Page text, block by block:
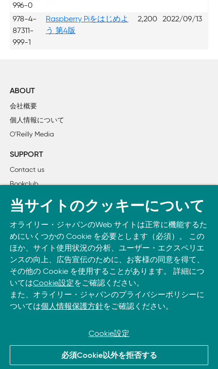
996-0
978-4-
87311-
999-1
Raspberry Piをはじめよ
う 第4版
2,200 2022/09/13
ABOUT
会社概要
個人情報について
O’Reilly Media
SUPPORT
Contact us
Bookclub
書籍注文
Take O’Reilly with you and learn anywhere, anytime on your
phone
and tablet.
© 2022, O’Reilly Japan, Inc. oreilly.co.jpに掲載されているすべて
のトレードマークおよび登録商標は、それぞれの所有者に帰属し
当サイトのクッキーについて
オライリー・ジャパンのWeb サイトは正常に機能するた
めにいくつかの Cookie を必要とします（必須）。 この
ほか、サイト使用状況の分析、ユーザー・エクスペリエ
ンスの向上、広告宣伝のために、お客様の同意を得て、
その他の Cookie を使用することがあります。 詳細につ
いてはCookie設定をご確認ください。
また、オライリー・ジャパンのプライバシーポリシーに
ついては個人情報保護方針をご確認ください。
Cookie設定
必須Cookie以外を拒否する